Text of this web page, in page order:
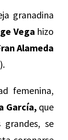
granadina
Vega hizo
Alameda
femenina,
García, que
se